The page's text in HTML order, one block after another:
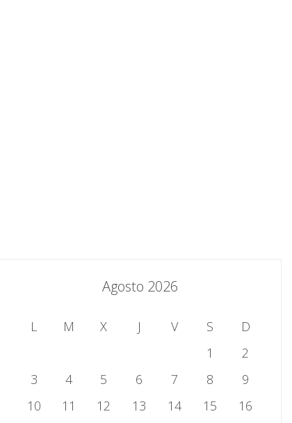
Agosto 2026
L M X J V S
D
1
2
3
4 5 6 7 8
9
10
11 12 13 14 15
16